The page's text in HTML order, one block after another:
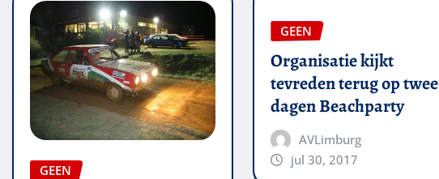
GEEN
GEEN
Organisatie kijkt
tevreden terug op twee
dagen Beachparty
AVLimburg
jul 30, 2017